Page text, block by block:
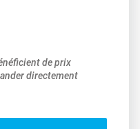
de prix
directement